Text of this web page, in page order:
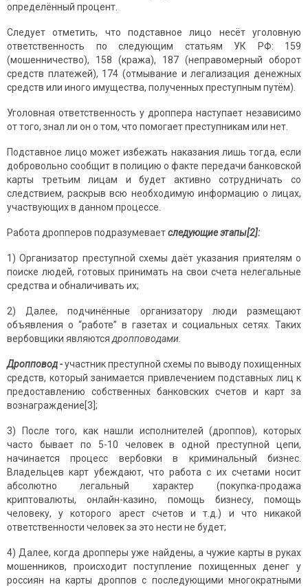
определённый процент.
Следует отметить, что подставное лицо несёт уголовную
ответственность по следующим статьям УК РФ: 159
(мошенничество), 158 (кража), 187 (неправомерный оборот
средств платежей), 174 (отмывание и легализация денежных
средств или иного имущества, полученных преступным путём).
Уголовная ответственность у дроппера наступает независимо
от того, знал ли он о том, что помогает преступникам или нет.
Подставное лицо может избежать наказания лишь тогда, если
добровольно сообщит в полицию о факте передачи банковской
карты третьим лицам и будет активно сотрудничать со
следствием, раскрыв всю необходимую информацию о лицах,
участвующих в данном процессе.
Работа дропперов подразумеваетследующие этапы[2]:
1) Организатор преступной схемы даёт указания приятелям о
поиске людей, готовых принимать на свои счета нелегальные
средства и обналичивать их;
2) Далее, подчинённые организатору люди размещают
объявления о “работе” в газетах и социальных сетях. Таких
вербовщики являются дропповодами.
Дропповод -участник преступной схемы по выводу похищенных
средств, который занимается привлечением подставных лиц к
предоставлению собственных банковских счетов и карт за
вознаграждение[3];
3) После того, как нашли исполнителей (дроппов), которых
часто бывает по 5-10 человек в одной преступной цепи,
начинается процесс вербовки в криминальный бизнес.
Владельцев карт убеждают, что работа с их счетами носит
абсолютно легальный характер (покупка-продажа
криптовалюты, онлайн-казино, помощь бизнесу, помощь
человеку, у которого арест счетов и т.д.) и что никакой
ответственности человек за это нести не будет;
4) Далее, когда дропперы уже найдены, а чужие карты в руках
мошенников, происходит поступление похищенных денег у
россиян на карты дроппов с последующими многократными